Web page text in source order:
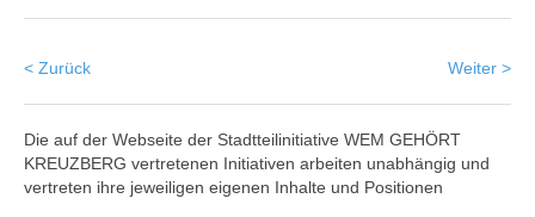
< Zurück Weiter >
Die auf der Webseite der Stadtteilinitiative WEM GEHÖRT
KREUZBERG vertretenen Initiativen arbeiten unabhängig und
vertreten ihre jeweiligen eigenen Inhalte und Positionen